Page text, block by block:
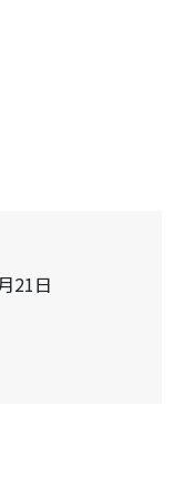
21日